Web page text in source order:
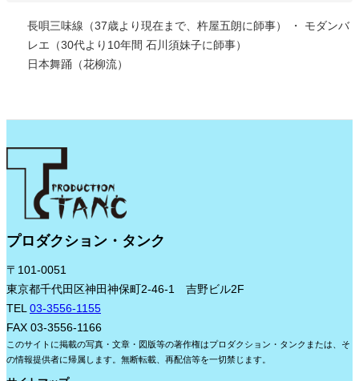
長唄三味線（37歳より現在まで、杵屋五朗に師事） ・ モダンバ
レエ（30代より10年間 石川須妹子に師事）
日本舞踊（花柳流）
プロダクション・タンク
〒101-0051
東京都千代田区神田神保町2-46-1 吉野ビル2F
TEL 03-3556-1155
FAX 03-3556-1166
このサイトに掲載の写真・文章・図版等の著作権はプロダクション・タンクまたは、そ
の情報提供者に帰属します。無断転載、再配信等を一切禁じます。